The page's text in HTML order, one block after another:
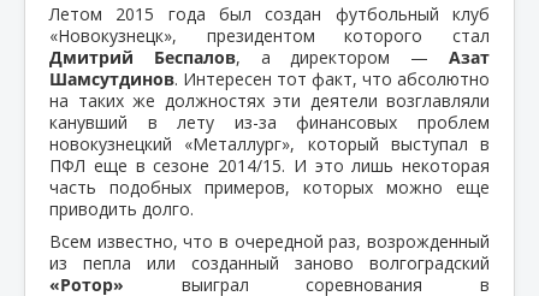
Летом 2015 года был создан футбольный клуб
«Новокузнецк», президентом которого стал
Дмитрий Беспалов, а директором —Азат
Шамсутдинов. Интересен тот факт, что абсолютно
на таких же должностях эти деятели возглавляли
канувший в лету из-за финансовых проблем
новокузнецкий «Металлург», который выступал в
ПФЛ еще в сезоне 2014/15. И это лишь некоторая
часть подобных примеров, которых можно еще
приводить долго.
Всем известно, что в очередной раз, возрожденный
из пепла или созданный заново волгоградский
«Ротор» выиграл соревнования в